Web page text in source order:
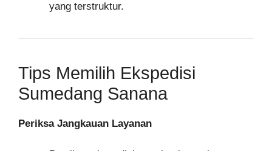
yang terstruktur.
Tips Memilih Ekspedisi
Sumedang Sanana
Periksa Jangkauan Layanan